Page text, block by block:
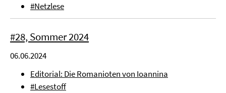
#Netzlese
#28, Sommer 2024
06.06.2024
Editorial: Die Romanioten von Ioannina
#Lesestoff